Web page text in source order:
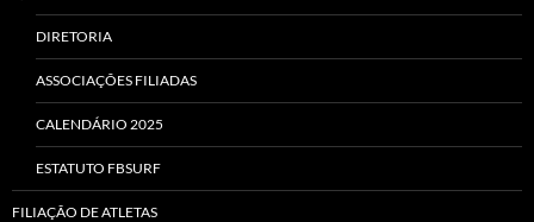
DIRETORIA
ASSOCIAÇÕES FILIADAS
CALENDÁRIO 2025
ESTATUTO FBSURF
FILIAÇÃO DE ATLETAS